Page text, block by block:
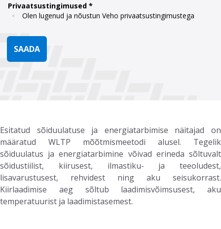
Privaatsustingimused
Olen lugenud ja nõustun Veho privaatsustingimustega
SAADA
Esitatud sõiduulatuse ja energiatarbimise näitajad on
määratud WLTP mõõtmismeetodi alusel. Tegelik
sõiduulatus ja energiatarbimine võivad erineda sõltuvalt
sõidustiilist, kiirusest, ilmastiku- ja teeoludest,
lisavarustusest, rehvidest ning aku seisukorrast.
Kiirlaadimise aeg sõltub laadimisvõimsusest, aku
temperatuurist ja laadimistasemest.